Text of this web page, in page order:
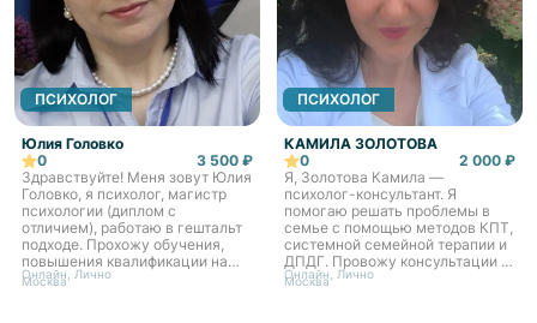
ПСИХОЛОГ
Юлия Головко
0
3 500 ₽
Здравствуйте! Меня зовут Юлия
Головко, я психолог, магистр
психологии (диплом с
отличием), работаю в гештальт
подходе. Прохожу обучения,
повышения квалификации на
постоянной основе - это
Онлайн, Лично
Москва
ПСИХОЛОГ
КАМИЛА ЗОЛОТОВА
0
2 000 ₽
Я, Золотова Камила —
психолог-консультант. Я
помогаю решать проблемы в
семье с помощью методов КПТ,
системной семейной терапии и
ДПДГ. Провожу консультации в
Москве и онлайн. Провожу
Онлайн, Лично
Москва